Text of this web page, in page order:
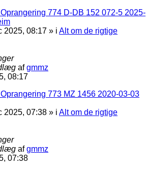
774 D-DB 152 072-5 2025-
2025, 08:17 » i Alt om de rigtige
afgmmz
08:17
773 MZ 1456 2020-03-03
2025, 07:38 » i Alt om de rigtige
afgmmz
07:38